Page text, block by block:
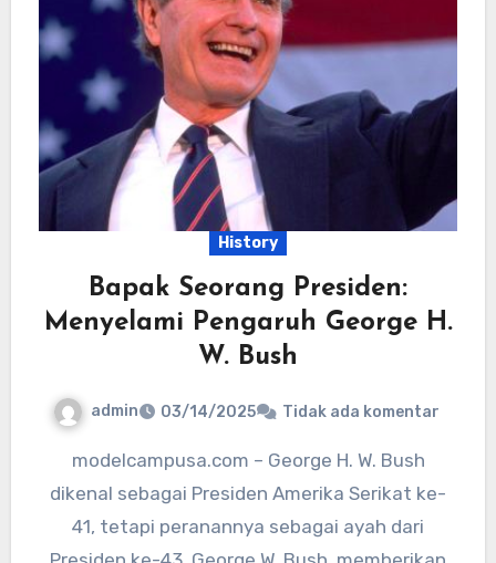
History
Bapak Seorang Presiden:
Menyelami Pengaruh George H.
W. Bush
admin 03/14/2025 Tidak ada komentar
modelcampusa.com – George H. W. Bush
dikenal sebagai Presiden Amerika Serikat ke-
41, tetapi peranannya sebagai ayah dari